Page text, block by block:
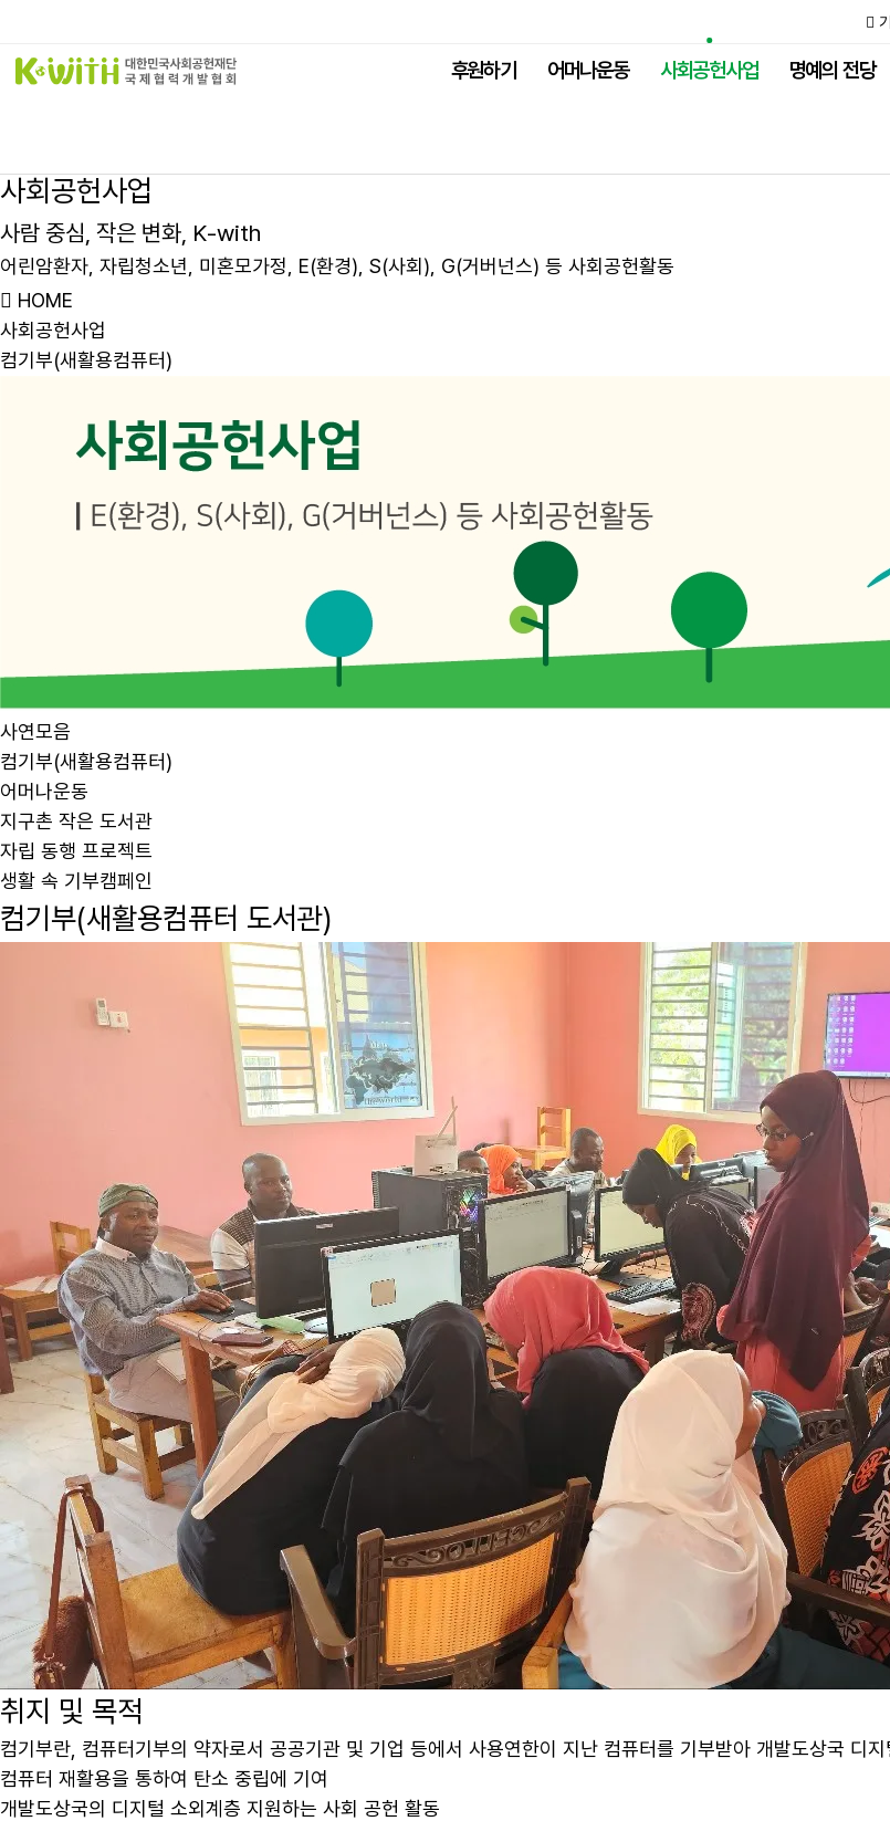
후원하기 어머나운동 사회공헌사업 명예의 전당
사회공헌사업
사람 중심 작은 변화 K-with
어 린암환자 자립청소년 미 혼모가정 E(환경) S(사회 ) G(거 버 넌스) 등 사회 공헌활동
HOME
사회공헌사업
컴기부(새활용컴퓨터)
사연모음
컴기부(새활용컴퓨터)
어머나운동
지구촌 작은 도서관
자립 동행 프로젝트
생활 속 기부캠페인
컴기부(새활용컴퓨터 도서관)
취지 및 목적
컴기부란, 컴퓨터기부의 약자로서 공공기관 및 기업 등에서 사용연한이 지난 컴퓨터를 기부받아 개발도상국 디
컴퓨터 재활용을 통하여 탄소 중립에 기여
개발도상국의 디지털 소외계층 지원하는 사회 공헌 활동